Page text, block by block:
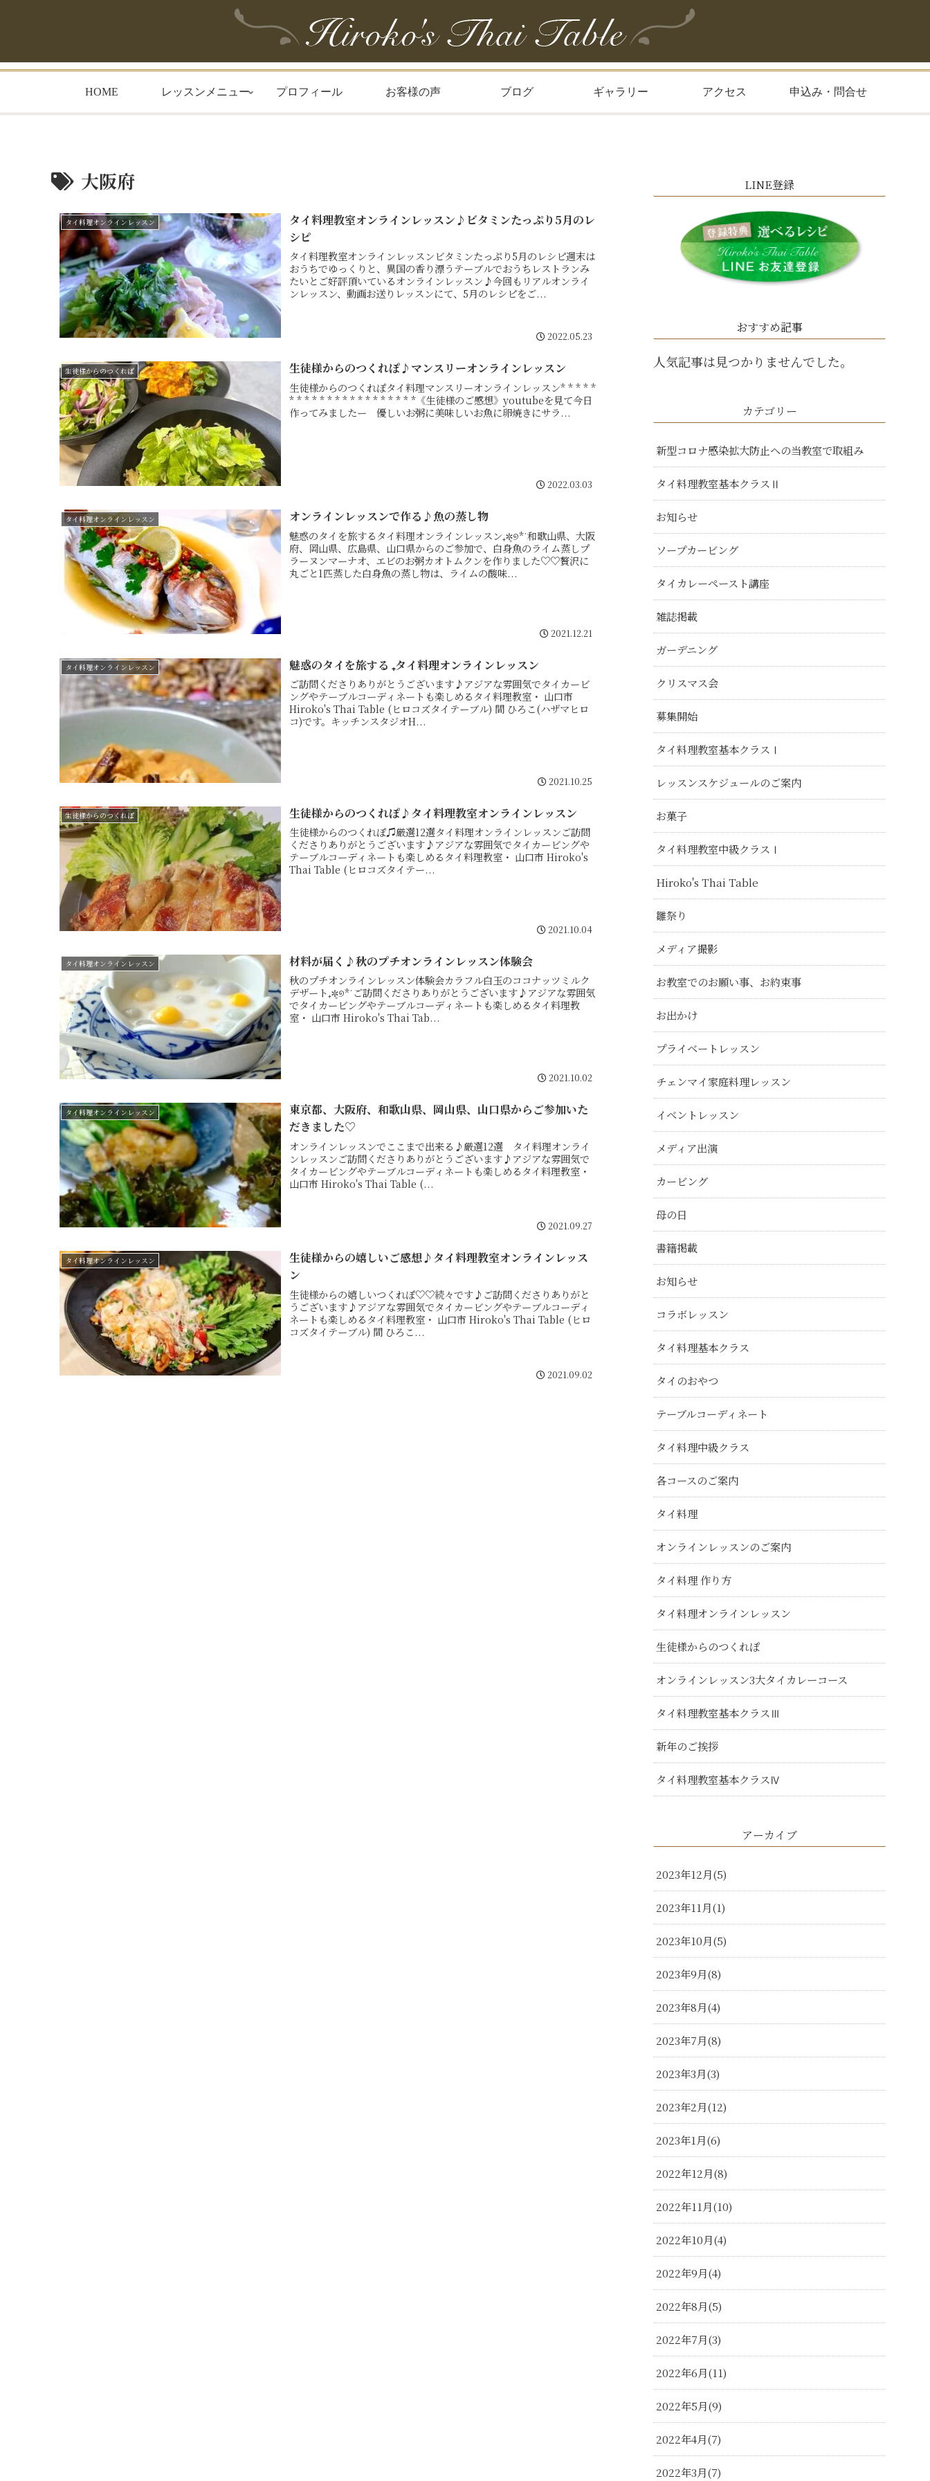
HOME レッスンメニュー プロフィール お客様の声 ブログ ギャラリー アクセス 申込み・問合せ
大阪府
タイ料理オンラインレッスン
タイ料理教室オンラインレッスン♪ビタミンたっぷり5月のレ
シピ
タイ料理教室オンラインレッスンビタミンたっぷり5月のレシピ週末は
おうちでゆっくりと、異国の香り漂うテーブルでおうちレストランみ
たいとご好評頂いているオンラインレッスン♪今回もリアルオンライ
ンレッスン、動画お送りレッスンにて、5月のレシピをご...
2022.05.23
生徒様からのつくれぽ 生徒様からのつくれぽ♪マンスリーオンラインレッスン
生徒様からのつくれぽタイ料理マンスリーオンラインレッスン* * * * *
* * * * * * * * * * * * * * * * *《生徒様のご感想》youtubeを見て今日
作ってみましたー 優しいお粥に美味しいお魚に卵焼きにサラ...
2022.03.03
タイ料理オンラインレッスン オンラインレッスンで作る♪魚の蒸し物
魅惑のタイを旅するタイ料理オンラインレッスン₊✼̥୭*ˈ和歌山県、大阪
府、岡山県、広島県、山口県からのご参加で、白身魚のライム蒸しプ
ラーヌンマーナオ、エビのお粥カオトムクンを作りました♡♡贅沢に
丸ごと1匹蒸した白身魚の蒸し物は、ライムの酸味...
2021.12.21
タイ料理オンラインレッスン 魅惑のタイを旅する ₊タイ料理オンラインレッスン
ご訪問くださりありがとうございます♪アジアな雰囲気でタイカービ
ングやテーブルコーディネートも楽しめるタイ料理教室・ 山口市
Hiroko's Thai Table (ヒロコズタイテーブル) 間 ひろこ(ハザマヒロ
コ)です。キッチンスタジオH...
2021.10.25
生徒様からのつくれぽ 生徒様からのつくれぽ♪タイ料理教室オンラインレッスン
生徒様からのつくれぽ♫厳選12選タイ料理オンラインレッスンご訪問
くださりありがとうございます♪アジアな雰囲気でタイカービングや
テーブルコーディネートも楽しめるタイ料理教室・ 山口市 Hiroko's
Thai Table (ヒロコズタイテー...
2021.10.04
タイ料理オンラインレッスン 材料が届く♪秋のプチオンラインレッスン体験会
秋のプチオンラインレッスン体験会カラフル白玉のココナッツミルク
デザート₊✼̥୭*ˈご訪問くださりありがとうございます♪アジアな雰囲気
でタイカービングやテーブルコーディネートも楽しめるタイ料理教
室・ 山口市 Hiroko's Thai Tab...
2021.10.02
タイ料理オンラインレッスン
東京都、大阪府、和歌山県、岡山県、山口県からご参加いた
だきました♡
オンラインレッスンでここまで出来る♪厳選12選 タイ料理オンライ
ンレッスンご訪問くださりありがとうございます♪アジアな雰囲気で
タイカービングやテーブルコーディネートも楽しめるタイ料理教室・
山口市 Hiroko's Thai Table (...
2021.09.27
タイ料理オンラインレッスン
生徒様からの嬉しいご感想♪タイ料理教室オンラインレッス
ン
生徒様からの嬉しいつくれぽ♡♡続々です♪ご訪問くださりありがと
うございます♪アジアな雰囲気でタイカービングやテーブルコーディ
ネートも楽しめるタイ料理教室・ 山口市 Hiroko's Thai Table (ヒロ
コズタイテーブル) 間 ひろこ...
2021.09.02
LINE登録
おすすめ記事
人気記事は見つかりませんでした。
カテゴリー
新型コロナ感染拡大防止への当教室で取組み
タイ料理教室基本クラスⅡ
お知らせ
ソープカービング
タイカレーペースト講座
雑誌掲載
ガーデニング
クリスマス会
募集開始
タイ料理教室基本クラスⅠ
レッスンスケジュールのご案内
お菓子
タイ料理教室中級クラスⅠ
Hiroko's Thai Table
雛祭り
メディア撮影
お教室でのお願い事、お約束事
お出かけ
プライベートレッスン
チェンマイ家庭料理レッスン
イベントレッスン
メディア出演
カービング
母の日
書籍掲載
お知らせ
コラボレッスン
タイ料理基本クラス
タイのおやつ
テーブルコーディネート
タイ料理中級クラス
各コースのご案内
タイ料理
オンラインレッスンのご案内
タイ料理 作り方
タイ料理オンラインレッスン
生徒様からのつくれぽ
オンラインレッスン3大タイカレーコース
タイ料理教室基本クラスⅢ
新年のご挨拶
タイ料理教室基本クラスⅣ
アーカイブ
2023年12月 5
2023年11月 1
2023年10月 5
2023年9月 8
2023年8月 4
2023年7月 8
2023年3月 3
2023年2月 12
2023年1月 6
2022年12月 8
2022年11月 10
2022年10月 4
2022年9月 4
2022年8月 5
2022年7月 3
2022年6月 11
2022年5月 9
2022年4月 7
2022年3月 7